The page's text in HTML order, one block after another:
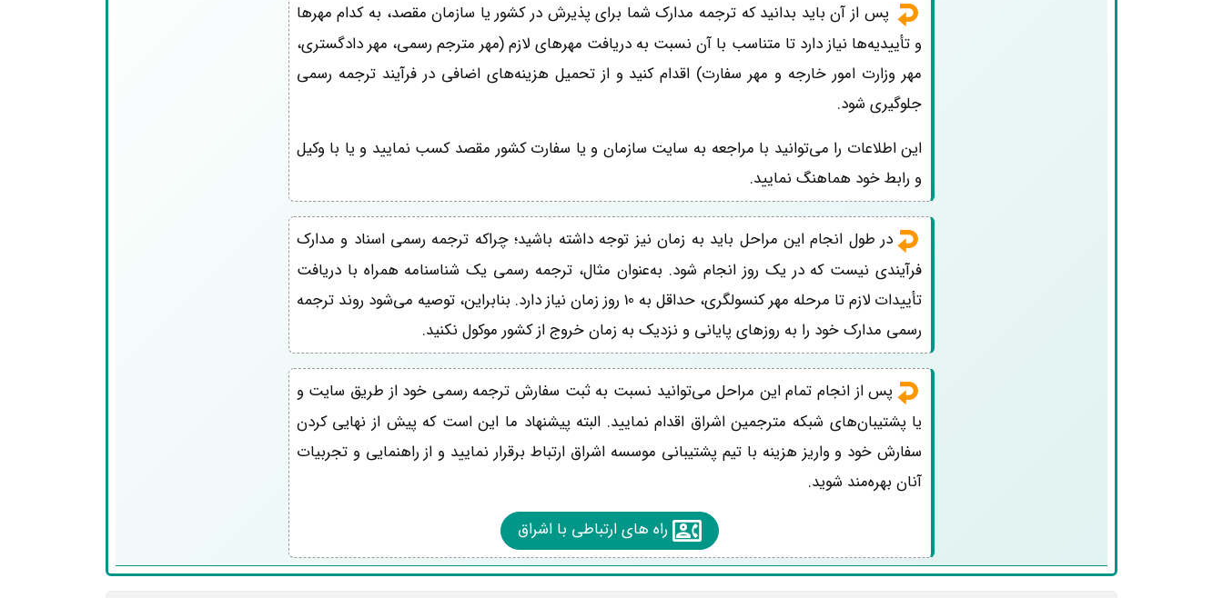
پس از آن باید بدانید که ترجمه مدارک شما برای پذیرش در کشور یا سازمان مقصد، به کدام مهرها
و تأییدیه‌ها نیاز دارد تا متناسب با آن نسبت به دریافت مهرهای لازم (مهر مترجم رسمی، مهر دادگستری،
مهر وزارت امور خارجه و مهر سفارت) اقدام کنید و از تحمیل هزینه‌های اضافی در فرآیند ترجمه رسمی
جلوگیری شود.
این اطلاعات را می‌توانید با مراجعه به سایت سازمان و یا سفارت کشور مقصد کسب نمایید و یا با وکیل
و رابط خود هماهنگ نمایید.
در طول انجام این مراحل باید به زمان نیز توجه داشته باشید؛ چراکه ترجمه رسمی اسناد و مدارک
فرآیندی نیست که در یک روز انجام شود. به‌عنوان مثال، ترجمه رسمی یک شناسنامه همراه با دریافت
تأییدات لازم تا مرحله مهر کنسولگری، حداقل به 10 روز زمان نیاز دارد. بنابراین، توصیه می‌شود روند ترجمه
رسمی مدارک خود را به روزهای پایانی و نزدیک به زمان خروج از کشور موکول نکنید.
پس از انجام تمام این مراحل می‌توانید نسبت به ثبت سفارش ترجمه رسمی خود از طریق سایت و
یا پشتیبان‌های شبکه مترجمین اشراق اقدام نمایید. البته پیشنهاد ما این است که پیش از نهایی کردن
سفارش خود و واریز هزینه با تیم پشتیبانی موسسه اشراق ارتباط برقرار نمایید و از راهنمایی و تجربیات
آنان بهره‌مند شوید.
راه های ارتباطی با اشراق